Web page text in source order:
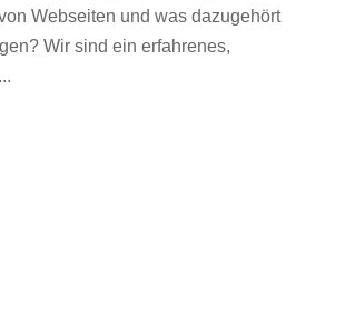
Webseiten und was dazugehört
Wir sind ein erfahrenes,